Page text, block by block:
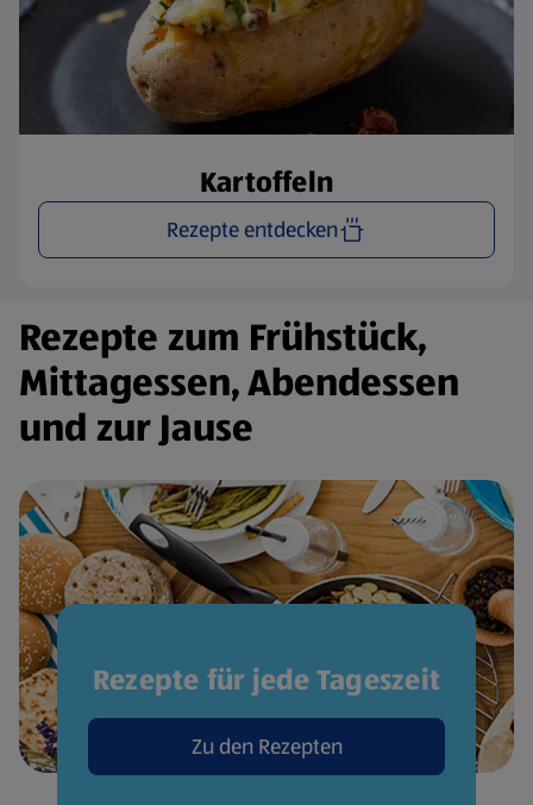
Kartoffeln
Rezepte entdecken
Rezepte zum Frühstück,
Mittagessen, Abendessen
und zur Jause
Rezepte für jede Tageszeit
Zu den Rezepten